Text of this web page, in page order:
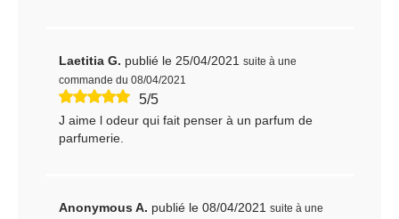
Laetitia G. publié le 25/04/2021 suite à une
commande du 08/04/2021
5/5
J aime l odeur qui fait penser à un parfum de
parfumerie.
Anonymous A. publié le 08/04/2021 suite à une